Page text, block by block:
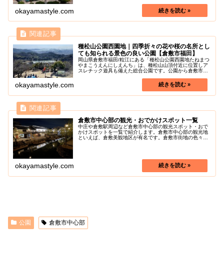
okayamastyle.com
種松山公園西園地｜四季折々の花や桜の名所とし
ても知られる景色の良い公園【倉敷市福田】
岡山県倉敷市福田/粒江にある「種松山公園西園地たねまつ
やまこうえんにしえんち」は、種松山山頂付近に位置しア
スレチック遊具も備えた総合公園です。公園から倉敷市街
okayamastyle.com
倉敷市中心部の観光・おでかけスポット一覧
中庄や倉敷駅周辺など倉敷市中心部の観光スポット・おで
かけスポットを一覧で紹介します。倉敷市中心部の観光地
といえば、倉敷美観地区が有名です。倉敷市街地の色々な
okayamastyle.com
公園 倉敷市中心部